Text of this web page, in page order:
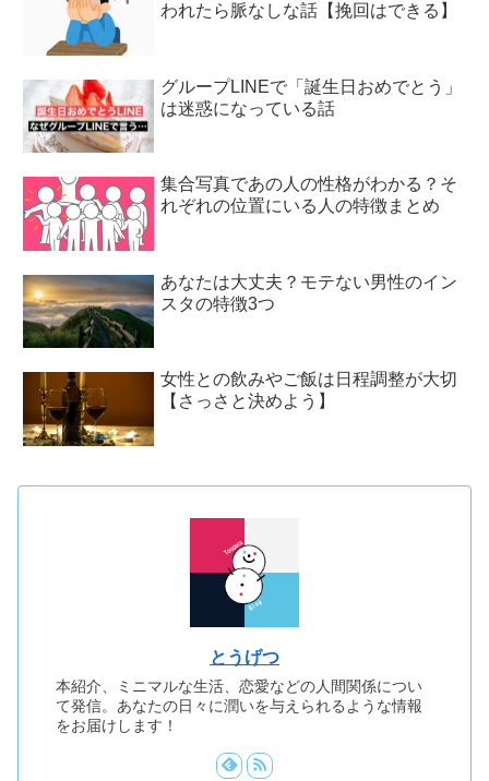
われたら脈なしな話【挽回はできる】
グループLINEで「誕生日おめでとう」
は迷惑になっている話
集合写真であの人の性格がわかる？そ
れぞれの位置にいる人の特徴まとめ
あなたは大丈夫？モテない男性のイン
スタの特徴3つ
女性との飲みやご飯は日程調整が大切
【さっさと決めよう】
とうげつ
本紹介、ミニマルな生活、恋愛などの人間関係につい
て発信。あなたの日々に潤いを与えられるような情報
をお届けします！